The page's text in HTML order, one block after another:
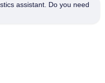
logistics assistant. Do you need